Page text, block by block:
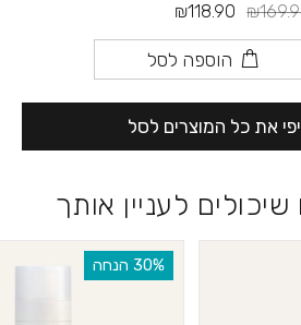
₪118.90
הוספה לסל
כל המוצרים לסל
לעניין אותך
‫30% הנחה